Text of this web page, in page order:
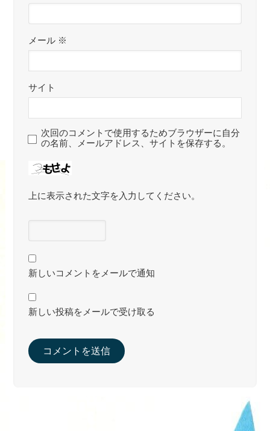
メール ※
サイト
次回のコメントで使用するためブラウザーに自分
の名前、メールアドレス、サイトを保存する。
上に表示された文字を入力してください。
新しいコメントをメールで通知
新しい投稿をメールで受け取る